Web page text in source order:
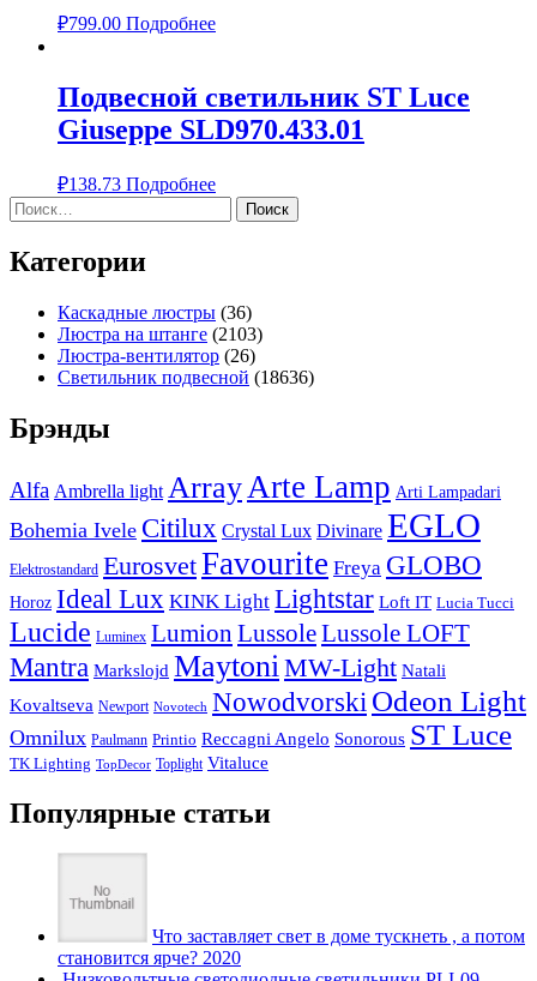
₽799.00 Подробнее
Подвесной светильник ST Luce
Giuseppe SLD970.433.01
₽138.73 Подробнее
Найти:
Категории
Каскадные люстры (36)
Люстра на штанге (2103)
Люстра-вентилятор (26)
Светильник подвесной (18636)
Брэнды
Alfa Ambrella light Array Arte Lamp Arti Lampadari
Bohemia Ivele Citilux Crystal Lux Divinare EGLO
Elektrostandard EurosvetFavourite Freya GLOBO
Horoz Ideal Lux KINK Light Lightstar Loft IT Lucia Tucci
Lucide Luminex Lumion LussoleLussole LOFT
Mantra Markslojd Maytoni MW-Light Natali
Kovaltseva Newport Novotech Nowodvorski Odeon Light
Omnilux Paulmann Printio Reccagni Angelo Sonorous ST Luce
TK Lighting TopDecor Toplight Vitaluce
Популярные статьи
Что заставляет свет в доме тускнеть , а потом
становится ярче? 2020